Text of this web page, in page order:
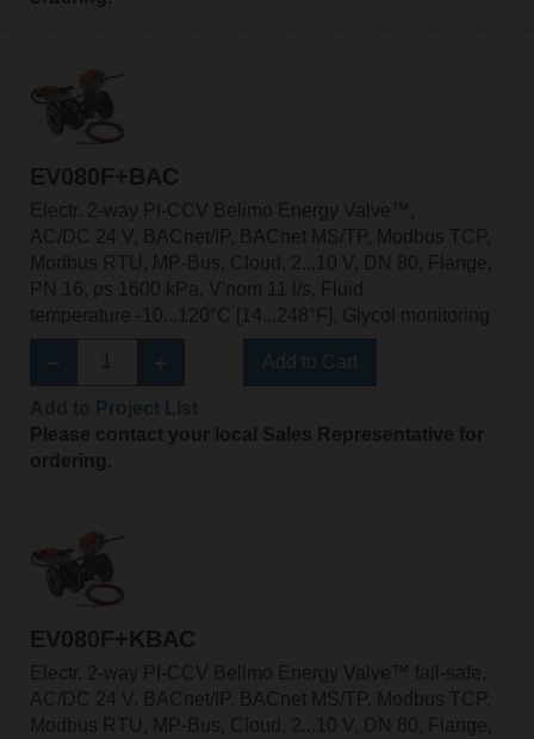
EV080F+BAC
Electr. 2-way PI-CCV Belimo Energy Valve™,
AC/DC 24 V, BACnet/IP, BACnet MS/TP, Modbus TCP,
Modbus RTU, MP-Bus, Cloud, 2...10 V, DN 80, Flange,
PN 16, ps 1600 kPa, V'nom 11 l/s, Fluid
temperature -10...120°C [14...248°F], Glycol monitoring
Please contact your local Sales Representative for
ordering.
EV080F+KBAC
Electr. 2-way PI-CCV Belimo Energy Valve™ fail-safe,
AC/DC 24 V, BACnet/IP, BACnet MS/TP, Modbus TCP,
Modbus RTU, MP-Bus, Cloud, 2...10 V, DN 80, Flange,